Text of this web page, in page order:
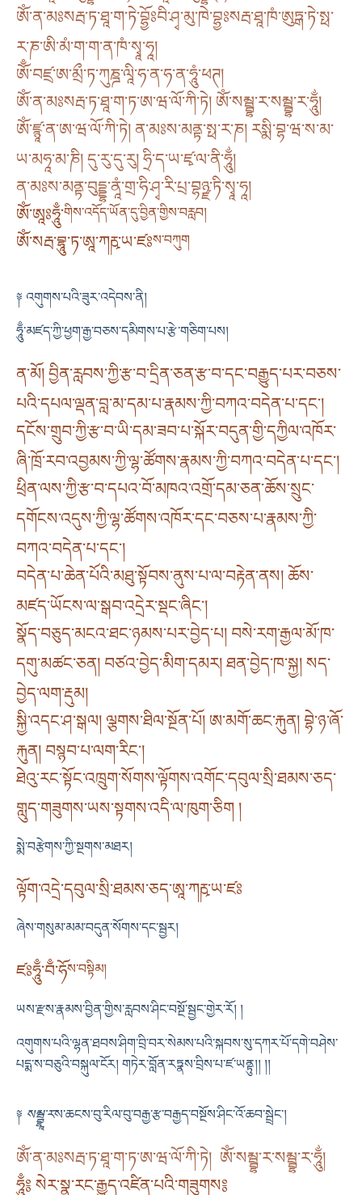
ༀ་ན་མཿསརྦ་ཏ་ཐཱ་ག་ཏེ་བྷྱོཿབི་ཤྭ་མུ་ཁེ་བྷྱཿསརྦ་ཐཱ་ཁཾ་ཨུཏྒ་ཏེ་སྥ་
ར་ཎ་ཨི་མཾ་ག་ག་ན་ཁཾ་སྭཱ་ཧཱ།
ཨོྃ་བཛྲ་ཨ་མྲྀ་ཏ་ཀུཎྜ་ལཱི་ཧ་ན་ཧ་ན་ཧཱུཾ་ཕཊ།
ༀ་ན་མཿསརྦ་ཏ་ཐཱ་ག་ཏ་ཨ་ཝ་ལོ་ཀི་ཏེ། ༀ་སམྦྷ་ར་སམྦྷ་ར་ཧཱུྂ།
ༀ་ཛྙཱ་ན་ཨ་ཝ་ལོ་ཀི་ཏེ། ན་མཿས་མནྟ་སྥ་ར༌ཎ། རསྨི་བྷ་ཝ་ས་མ་
ཡ་མཧཱ་མ་ཎི། དུ་རུ་དུ་རུ། ཧྲི་ད་ཡ་ཛྭ་ལ་ནི་ཧཱུྂ།
ན་མཿས་མནྟ་བུདྡྷ་ནཱཾ་གྲ་ཧི་ཤྭ་རི་པྲ་བྷཉྫ་ཏི་སྭཱ་ཧཱ།
ཨོཾ་ཨཱཿཧཱུྃ་གིས་འདོད་ཡོན་དུ་བྱིན་གྱིས་བརླབ།
ཨོཾ་སརྦ་བྷཱུ་ཏ་ཨཱ་ཀརྵ་ཡ་ཛཿས་བཀུག
༈ འགུགས་པའི་ཟུར་འདེབས་ནི།
ཧཱུྃ་མཛད་ཀྱི་ཕྱག་རྒྱ་བཅས་དམིགས་པ་རྩེ་གཅིག་པས།
ན་མོ། བྱིན་རླབས་ཀྱི་རྩ་བ་དྲིན་ཅན་རྩ་བ་དང་བརྒྱུད་པར་བཅས་
པའི་དཔལ་ལྡན་བླ་མ་དམ་པ་རྣམས་ཀྱི་བཀའ་བདེན་པ་དང༌།
དངོས་གྲུབ་ཀྱི་རྩ་བ་ཡི་དམ་ཟབ་པ་སྐོར་བདུན་གྱི་དཀྱིལ་འཁོར་
ཞི་ཁྲོ་རབ་འབྱམས་ཀྱི་ལྷ་ཚོགས་རྣམས་ཀྱི་བཀའ་བདེན་པ་དང༌།
ཕྲིན་ལས་ཀྱི་རྩ་བ་དཔའ་བོ་མཁའ་འགྲོ་དམ་ཅན་ཆོས་སྲུང་
དགོངས་འདུས་ཀྱི་ལྷ་ཚོགས་འཁོར་དང་བཅས་པ་རྣམས་ཀྱི་
བཀའ་བདེན་པ་དང༌།
བདེན་པ་ཆེན་པོའི་མཐུ་སྟོབས་ནུས་པ་ལ་བརྟེན་ནས། ཆོས་
མཛད་ཡོངས་ལ་སྒབ་འདྲེར་སྡང་ཞིང༌།
སྣོད་བཅུད་མངའ་ཐང་ཉམས་པར་བྱེད་པ། བསེ་རག་རྒྱལ་མོ་ཁ་
དགུ་མཚང་ཅན། བཙའ་བྱེད་མིག་དམར། ཐན་བྱེད་ཁ་སྐྱ། སད་
བྱེད་ལག་རྡུམ།
སྐྱི་འདང་ཤ་སྒལ། ལྕགས་ཐིལ་སྔོན་པོ། ཨ་མགོ་ཆང་རྐུན། བྷེ་ཉ་ཞོ་
རྐུན། བསྙབ་པ་ལག་རིང༌།
ཐེའུ་རང་སྟོང་འཁྲུག་སོགས་ལྟོགས་འགོང་དབུལ་སྲི་ཐམས་ཅད་
གླུད་གཟུགས་ཡས་སྟགས་འདི་ལ་ཁུག་ཅིག །
སྨེ་བརྩེགས་ཀྱི་སྔགས་མཐར།
ལྟོག་འདྲེ་དབུལ་སྲི་ཐམས་ཅད་ཨཱ་ཀརྵ་ཡ་ཛཿ
ཞེས་གསུམ་མམ་བདུན་སོགས་དང་སྦྱར།
ཛཿཧཱུྃ་བྃ་ཧོས་བསྟིམ།
ཡས་རྫས་རྣམས་བྱིན་གྱིས་རླབས་ཤིང་བསྔོ་སྦྱང་གྱེར་རོ། །
འགུགས་པའི་ལྷན་ཐབས་ཤིག་བྲི་བར་སེམས་པའི་སྐབས་སུ་དཀར་པོ་དགེ་བཤེས་
པདྨ་ས་བཅུའི་བསྐུལ་ངོར། གཏེར་བློན་རཏྣས་བྲིས་པ་ཛ་ཡནྟུ།། །།
༈ སམྦྷཱ་རས་ཆངས་བུ་རིལ་བུ་བརྒྱ་རྩ་བརྒྱད་བསྔོས་ཤིང་འོ་ཆབ་སྦྲེང༌།
ༀ་ན་མཿསརྦ་ཏ་ཐཱ་ག་ཏ་ཨ་ཝ་ལོ་ཀི་ཏེ། ༀ་སམྦྷ་ར་སམྦྷ་ར་ཧཱུྂ།
ཧཱུྃ༔ སེར་སྣ་རང་རྒྱུད་འཛིན་པའི་གཟུགས༔